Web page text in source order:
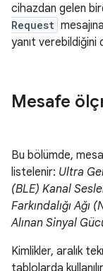
cihazdan gelen
Request
yanıt verebildiğini
Mesafe
Bu bölümde,
listelenir: Ultra
(BLE) Kanal
Farkındalığı Ağı
Alınan Sinyal
Kimlikler, aralık
tablolarda